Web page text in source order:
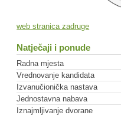
web stranica zadruge
Natječaji i ponude
Radna mjesta
Vrednovanje kandidata
Izvanučionička nastava
Jednostavna nabava
Iznajmljivanje dvorane